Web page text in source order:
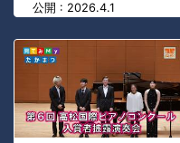
公開 : 2026.4.1